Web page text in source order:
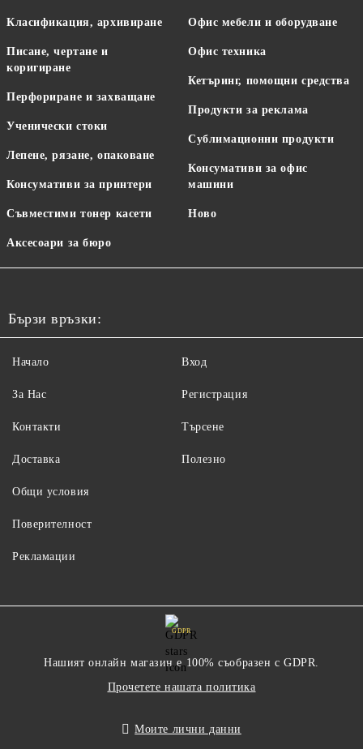
Класификация, архивиране
Писане, чертане и
коригиране
Перфориране и захващане
Ученически стоки
Лепене, рязане, опаковане
Консумативи за принтери
Съвместими тонер касети
Аксесоари за бюро
Офис мебели и оборудване
Офис техника
Кетъринг, помощни средства
Продукти за реклама
Сублимационни продукти
Консумативи за офис
машини
Ново
Бързи връзки:
Начало
За Нас
Контакти
Доставка
Вход
Регистрация
Търсене
Полезно
Общи условия
Поверителност
Рекламации
GDPR
Нашият онлайн магазин е 100% съобразен с GDPR.
Прочетете нашата политика
Моите лични данни